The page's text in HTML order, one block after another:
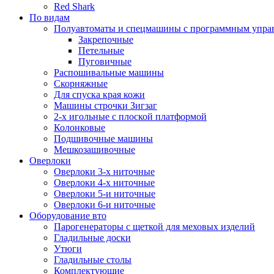
Red Shark
По видам
Полуавтоматы и спецмашины с программным
Закрепочные
Петельные
Пуговичные
Распошивальные машины
Скорняжные
Для спуска края кожи
Машины строчки Зигзаг
2-х игольные с плоской платформой
Колонковые
Подшивочные машины
Мешкозашивочные
Оверлоки
Оверлоки 3-х ниточные
Оверлоки 4-х ниточные
Оверлоки 5-и ниточные
Оверлоки 6-и ниточные
Оборудование вто
Парогенераторы с щеткой для меховых изделий
Гладильные доски
Утюги
Гладильные столы
Комплектующие